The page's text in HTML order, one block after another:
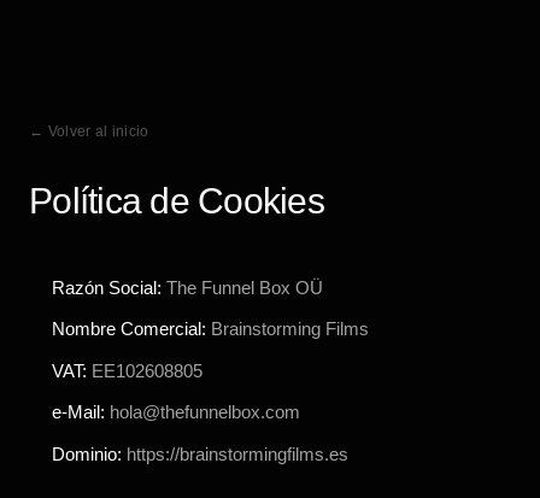
← Volver al inicio
Política de Cookies
Razón Social: The Funnel Box OÜ
Nombre Comercial: Brainstorming Films
VAT: EE102608805
e-Mail: hola@thefunnelbox.com
Dominio: https://brainstormingfilms.es